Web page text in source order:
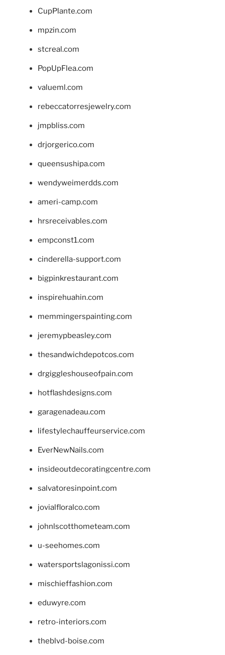
CupPlante.com
mpzin.com
stcreal.com
PopUpFlea.com
valueml.com
rebeccatorresjewelry.com
jmpbliss.com
drjorgerico.com
queensushipa.com
wendyweimerdds.com
ameri-camp.com
hrsreceivables.com
empconst1.com
cinderella-support.com
bigpinkrestaurant.com
inspirehuahin.com
memmingerspainting.com
jeremypbeasley.com
thesandwichdepotcos.com
drgiggleshouseofpain.com
hotflashdesigns.com
garagenadeau.com
lifestylechauffeurservice.com
EverNewNails.com
insideoutdecoratingcentre.com
salvatoresinpoint.com
jovialfloralco.com
johnlscotthometeam.com
u-seehomes.com
watersportslagonissi.com
mischieffashion.com
eduwyre.com
retro-interiors.com
theblvd-boise.com